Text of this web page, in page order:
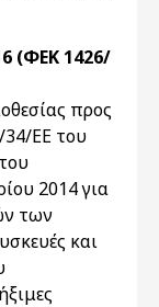
(ΦΕΚ 1426/
προς
34/ΕΕ του
2014 για
των
και